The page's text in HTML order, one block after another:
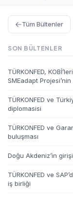
Tüm Bültenler
SON BÜLTENLER
TÜRKONFED,
SMEadapt Projesi’nin
TÜRKONFED ve
diplomasisi
TÜRKONFED ve
buluşması
Doğu Akdeniz’in
TÜRKONFED ve
iş birliği